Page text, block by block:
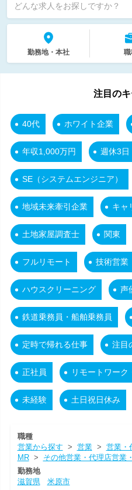
どんな求人をお探しですか？
勤務地・本社
注目の
40代 ホワイト企業
年収1,000万円 週休3日
SE（システムエンジニア）
地域未来牽引企業 キャ
土地家屋調査士 関東
フルリモート 技術営業
ハウスクリーニング 声
鉄道乗務員・船舶乗務員
定時で帰れる仕事 注目
正社員 リモートワーク
未経験 土日祝日休み
職種
営業から探す > 営業> 営業・
MR> その他営業・代理店営業
勤務地
滋賀県
米原市